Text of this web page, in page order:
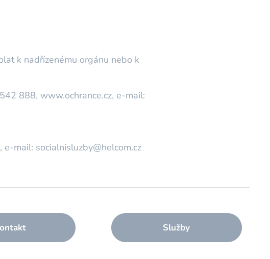
k nadřízenému orgánu nebo k
888, www.ochrance.cz, e-mail:
mail: socialnisluzby@helcom.cz
Služby